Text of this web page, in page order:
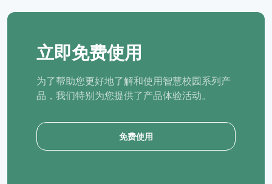
立即免费使用
为了帮助您更好地了解和使用智慧校园系列产
品，我们特别为您提供了产品体验活动。
免费使用